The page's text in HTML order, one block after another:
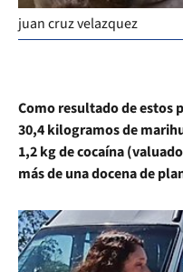
juan cruz velazquez
Como resultado de estos
30,4 kilogramos de
1,2 kg de cocaína
más de una docena de